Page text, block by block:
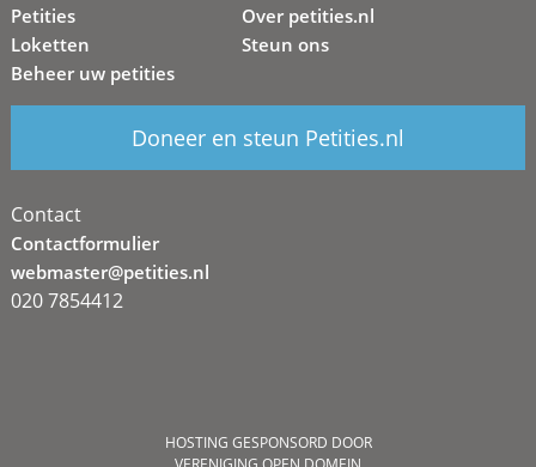
Petities
Loketten
Beheer uw petities
Over petities.nl
Steun ons
Doneer en steun Petities.nl
Contact
Contactformulier
webmaster@petities.nl
020 7854412
HOSTING GESPONSORD DOOR